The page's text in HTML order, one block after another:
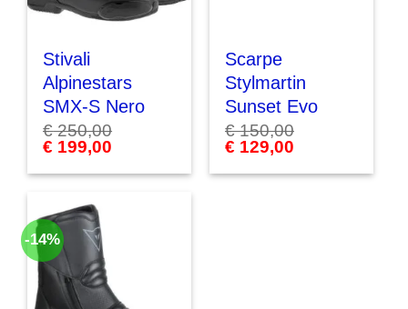
Stivali
Alpinestars
SMX-S Nero
€250,00
Il
prezzo
originale
€ 199,00
attuale
Scarpe
Stylmartin
Sunset Evo
€150,00
Il
prezzo
originale
€ 129,00
attuale
-14%